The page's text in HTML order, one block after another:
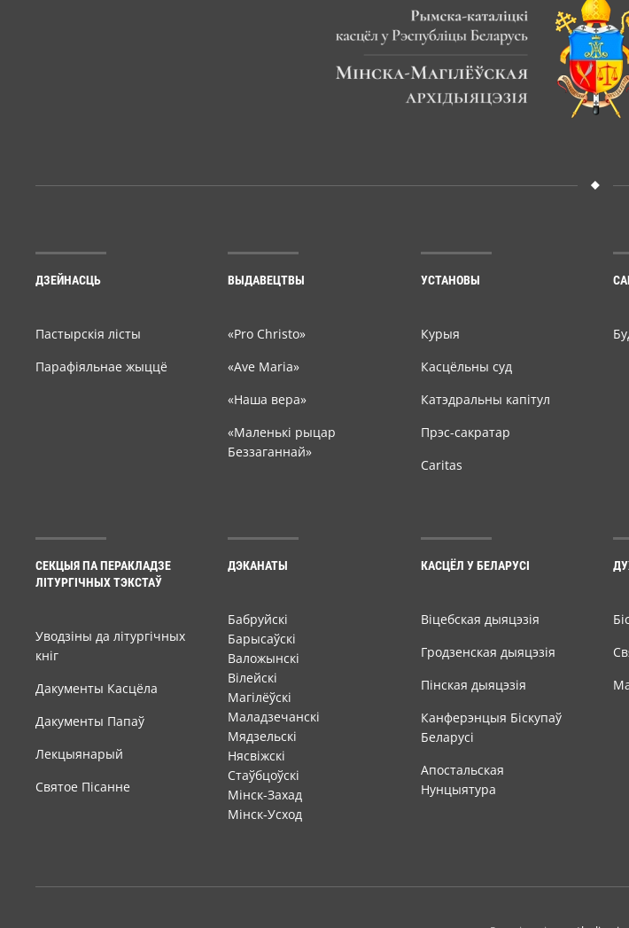
ДЗЕЙНАСЦЬ
Пастырскія лісты
Парафіяльнае жыццё
ВЫДАВЕЦТВЫ
«Pro Christo»
«Ave Maria»
«Наша вера»
«Маленькі рыцар
Беззаганнай»
УСТАНОВЫ
Курыя
Касцёльны суд
Катэдральны капітул
Прэс-сакратар
Caritas
СЕКЦЫЯ ПА ПЕРАКЛАДЗЕ
ЛІТУРГІЧНЫХ ТЭКСТАЎ
Уводзіны да літургічных
кніг
Дакументы Касцёла
Дакументы Папаў
Лекцыянарый
Святое Пісанне
ДЭКАНАТЫ
Бабруйскі
Барысаўскі
Валожынскі
Вілейскі
Магілёўскі
Маладзечанскі
Мядзельскі
Нясвіжскі
Стаўбцоўскі
Мінск-Захад
Мінск-Усход
КАСЦЁЛ У БЕЛАРУСІ
Віцебская дыяцэзія
Гродзенская дыяцэзія
Пінская дыяцэзія
Канферэнцыя Біскупаў
Беларусі
Апостальская
Нунцыятура